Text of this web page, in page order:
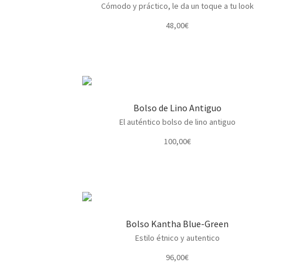
Cómodo y práctico, le da un toque a tu look
48,00€
Bolso de Lino Antiguo
El auténtico bolso de lino antiguo
100,00€
Bolso Kantha Blue-Green
Estilo étnico y autentico
96,00€